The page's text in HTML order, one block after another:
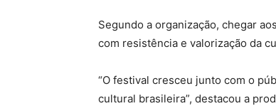
Segundo a organização, chegar
com resistência e valorização da
“O festival cresceu junto com o
cultural brasileira”, destacou a